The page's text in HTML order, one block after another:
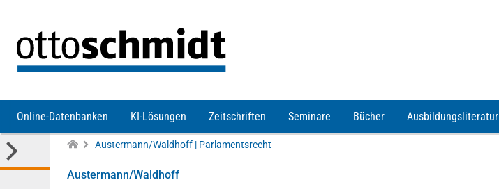
Online-Datenbanken KI-Lösungen Zeitschriften Seminare Bücher Ausbildungsliteratur
Austermann/Waldhoff | Parlamentsrecht
Austermann/Waldhoff